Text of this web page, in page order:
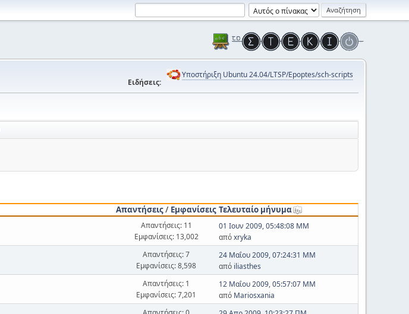
Ειδήσεις:
Υποστήριξη Ubuntu 24.04/LTSP/Epoptes/sch-scripts
Απαντήσεις/ Εμφανίσεις Τελευταίο μήνυμα
Απαντήσεις: 11
Εμφανίσεις: 13,002
01 Ιουν 2009, 05:48:08 ΜΜ
απόxryka
Απαντήσεις: 7
Εμφανίσεις: 8,598
24 Μαΐου 2009, 07:24:31 ΜΜ
από iliasthes
Απαντήσεις: 1
Εμφανίσεις: 7,201
12 Μαΐου 2009, 05:57:07 ΜΜ
από Mariosxania